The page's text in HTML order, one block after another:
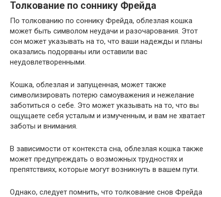
Толкование по соннику Фрейда
По толкованию по соннику Фрейда, облезлая кошка
может быть символом неудачи и разочарования. Этот
сон может указывать на то, что ваши надежды и планы
оказались подорваны или оставили вас
неудовлетворенными.
Кошка, облезлая и запущенная, может также
символизировать потерю самоуважения и нежелание
заботиться о себе. Это может указывать на то, что вы
ощущаете себя усталым и измученным, и вам не хватает
заботы и внимания.
В зависимости от контекста сна, облезлая кошка также
может предупреждать о возможных трудностях и
препятствиях, которые могут возникнуть в вашем пути.
Однако, следует помнить, что толкование снов Фрейда